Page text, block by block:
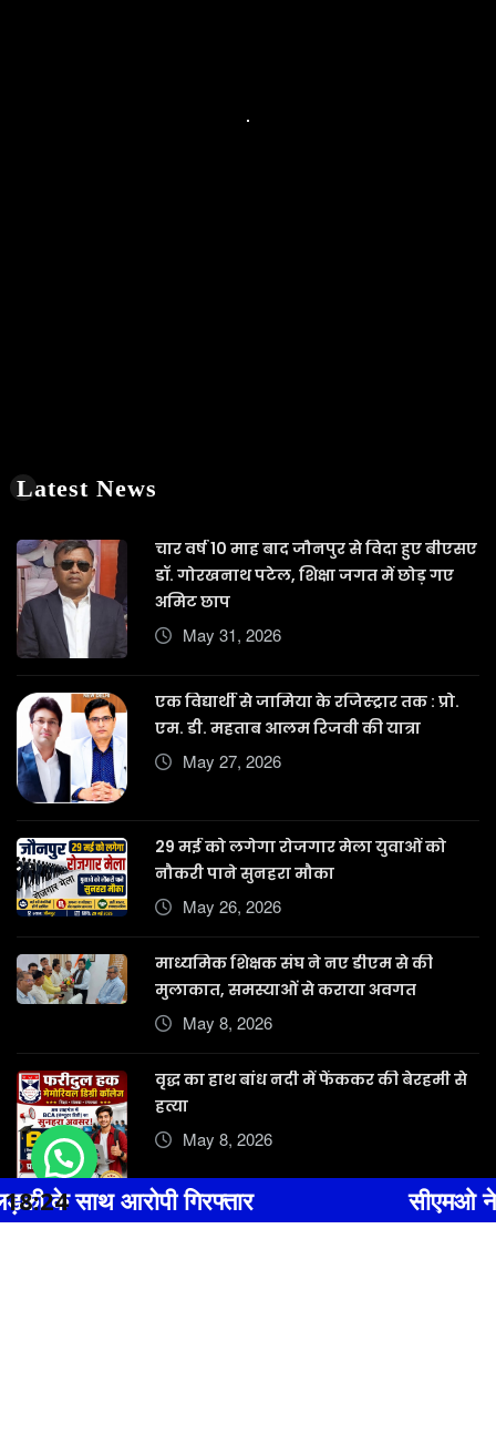
Latest News
चार वर्ष 10 माह बाद जौनपुर से विदा हुए बीएसए
डॉ. गोरखनाथ पटेल, शिक्षा जगत में छोड़ गए
अमिट छाप
May 31, 2026
एक विद्यार्थी से जामिया के रजिस्ट्रार तक : प्रो.
एम. डी. महताब आलम रिजवी की यात्रा
May 27, 2026
29 मई को लगेगा रोजगार मेला युवाओं को
नौकरी पाने सुनहरा मौका
May 26, 2026
माध्यमिक शिक्षक संघ ने नए डीएम से की
मुलाकात, समस्याओं से कराया अवगत
May 8, 2026
वृद्ध का हाथ बांध नदी में फेंककर की बेरहमी से
हत्या
May 8, 2026
गिरफ्तार सीएमओ ने बरसठी,
18:24